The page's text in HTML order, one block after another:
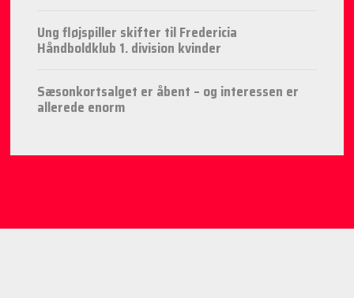
Ung fløjspiller skifter til Fredericia
Håndboldklub 1. division kvinder
Sæsonkortsalget er åbent – og interessen er
allerede enorm